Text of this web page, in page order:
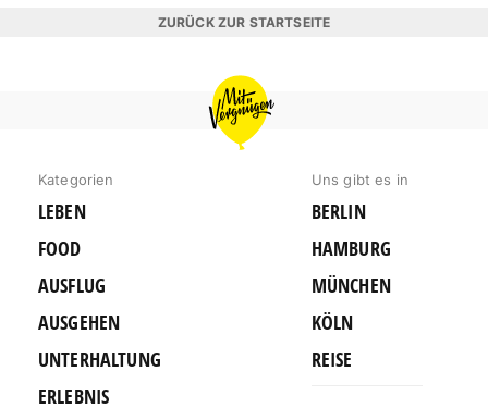
ZURÜCK ZUR STARTSEITE
MIT
VERGNÜGEN
MÜNCHEN
Kategorien
LEBEN
FOOD
AUSFLUG
AUSGEHEN
UNTERHALTUNG
ERLEBNIS
Uns gibt es in
BERLIN
HAMBURG
MÜNCHEN
KÖLN
REISE